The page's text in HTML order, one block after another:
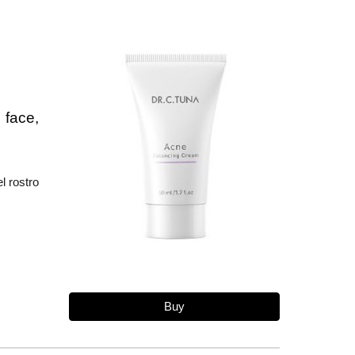
face,
rostro
Buy